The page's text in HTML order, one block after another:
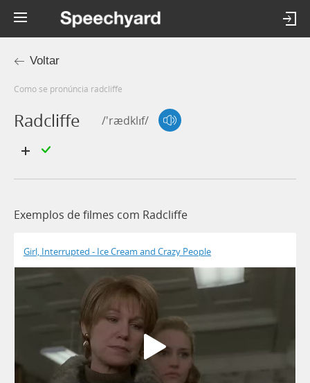
Voltar
Como se pronúncia radcliffe
Radcliffe /'rædklɪf/
Exemplos de filmes com Radcliffe
Girl, Interrupted - Ice Cream and Crazy People